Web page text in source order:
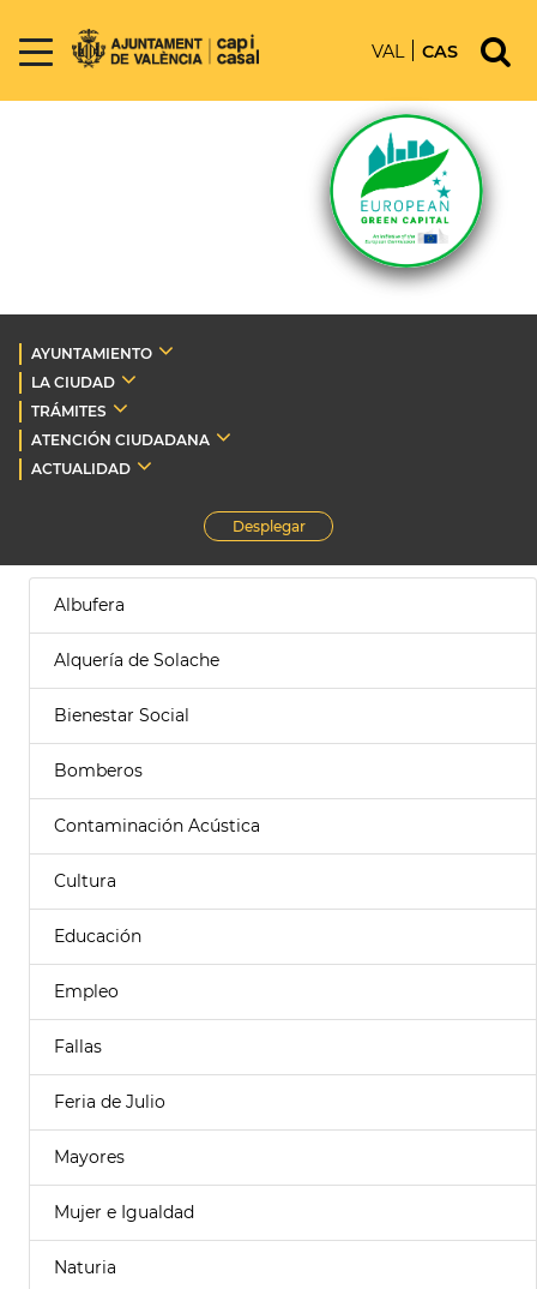
VAL CAS
AYUNTAMIENTO
LA CIUDAD
TRÁMITES
ATENCIÓN CIUDADANA
ACTUALIDAD
Desplegar
Albufera
Alquería de Solache
Bienestar Social
Bomberos
Contaminación Acústica
Cultura
Educación
Empleo
Fallas
Feria de Julio
Mayores
Mujer e Igualdad
Naturia